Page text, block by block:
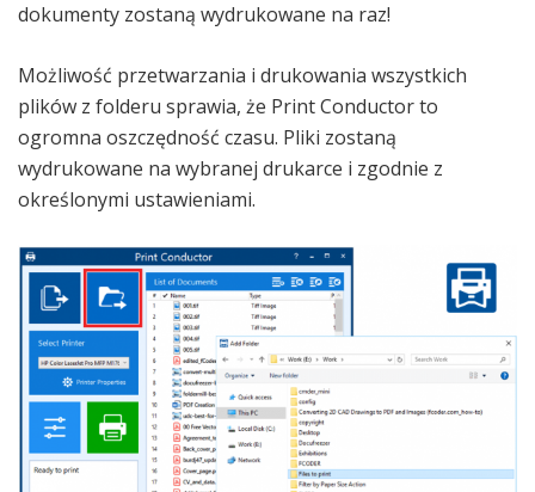
dokumenty zostaną wydrukowane na raz!
Możliwość przetwarzania i drukowania wszystkich
plików z folderu sprawia, że Print Conductor to
ogromna oszczędność czasu. Pliki zostaną
wydrukowane na wybranej drukarce i zgodnie z
określonymi ustawieniami.